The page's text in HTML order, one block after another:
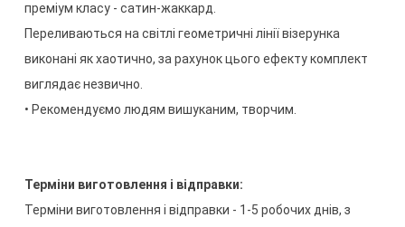
преміум класу - сатин-жаккард.
Переливаються на світлі геометричні лініївізерунка
виконані якхаотично, зарахунокцього ефектукомплект
виглядаєнезвично.
• Рекомендуємо людям вишуканим, творчим.
Терміни виготовлення і відправки:
Терміни виготовлення і відправки - 1-5 робочихднів, з